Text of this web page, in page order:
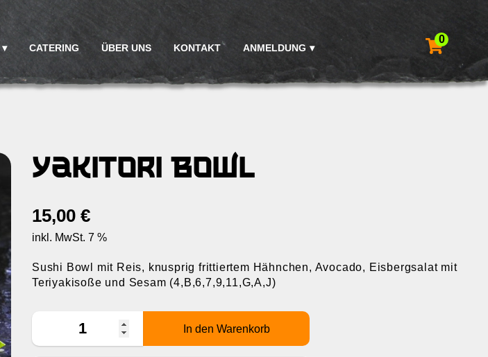
CATERING ÜBER UNS KONTAKT ANMELDUNG
0
Yakitori Bowl
15,00 €
inkl. MwSt. 7 %
Sushi Bowl mit Reis, knusprig frittiertem Hähnchen, Avocado, Eisbergsalat mit
Teriyakisoße und Sesam (4,B,6,7,9,11,G,A,J)